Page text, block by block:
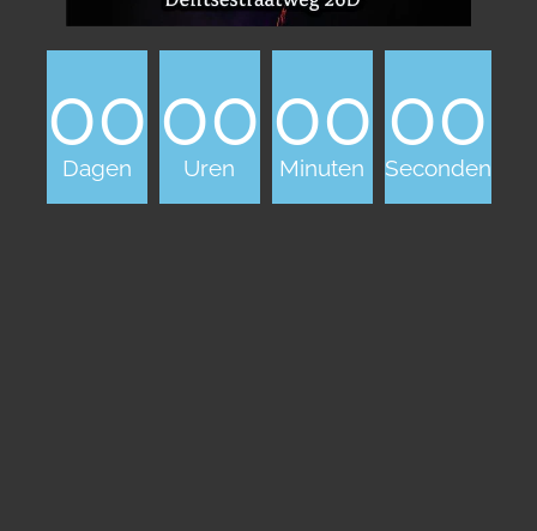
00
Dagen
00
Uren
00
Minuten
00
Seconden